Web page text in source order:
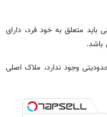
باید متعلق به خود فرد، دارای
باشد.
وجود ندارد، ملاک اصلی